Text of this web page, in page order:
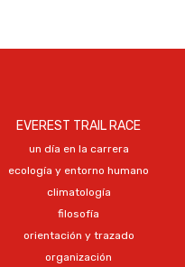
EVEREST TRAIL RACE
un día en la carrera
ecología y entorno humano
climatología
filosofía
orientación y trazado
organización